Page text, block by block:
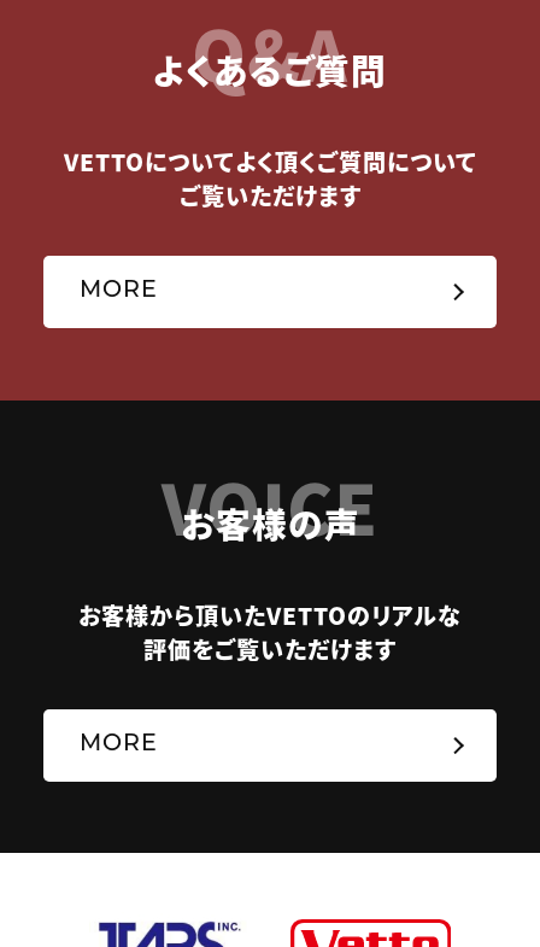
Q&A
よくあるご質問
VETTOについてよく頂くご質問について
ご覧いただけます
MORE
VOICE
お客様の声
お客様から頂いたVETTOのリアルな
評価をご覧いただけます
MORE